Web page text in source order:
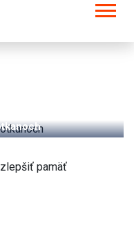
na ostatných trvalé